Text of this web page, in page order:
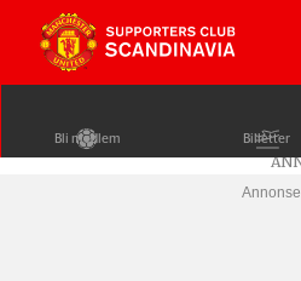
Bli medlem Billetter
Annonse